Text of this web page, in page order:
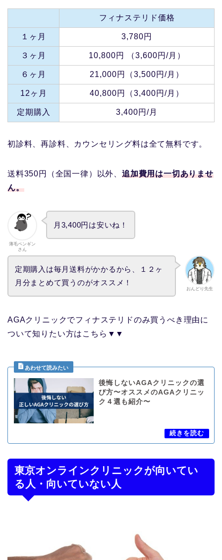
フィナステリド価格
１ヶ月 3,780円
３ヶ月 10,800円 （3,600円/月）
６ヶ月 21,000円（3,500円/月）
12ヶ月 40,800円（3,400円/月）
定期購入 3,400円/月
初診料、再診料、カウンセリング料は全て無料です。
送料350円（全国一律）以外、 追加費用は一切ありませ
ん。
薄毛ペンギン
さん
月3,400円は安いね！
おんどり先生
定期購入は毎月送料がかかるから、１２ヶ
月分まとめて買うのがオススメ！
AGAクリニックでフィナステリドのみ買うべき理由に
ついて知りたい方はこちら▼▼
後悔しないAGAクリニックの選
び方〜オススメのAGAクリニッ
ク４選も紹介〜
東京オンラインクリニックが向いてい
る人・向いていない人